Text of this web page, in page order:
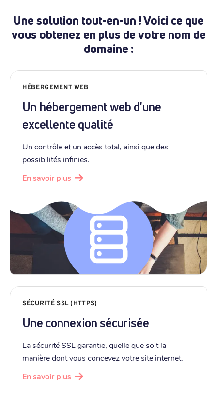
Une solution tout-en-un ! Voici ce que
vous obtenez en plus de votre nom de
domaine :
HÉBERGEMENT WEB
Un hébergement web d'une
excellente qualité
Un contrôle et un accès total, ainsi que des
possibilités infinies.
En savoir plus
SÉCURITÉ SSL (HTTPS)
Une connexion sécurisée
La sécurité SSL garantie, quelle que soit la
manière dont vous concevez votre site internet.
En savoir plus